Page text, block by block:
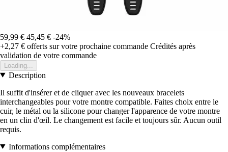
59,99 € 45,45 € -24%
+2,27 € offerts sur votre prochaine commande Crédités après
validation de votre commande
Loading...
Description
Il suffit d'insérer et de cliquer avec les nouveaux bracelets
interchangeables pour votre montre compatible. Faites choix entre le
cuir, le métal ou la silicone pour changer l'apparence de votre montre
en un clin d'œil. Le changement est facile et toujours sûr. Aucun outil
requis.
Informations complémentaires